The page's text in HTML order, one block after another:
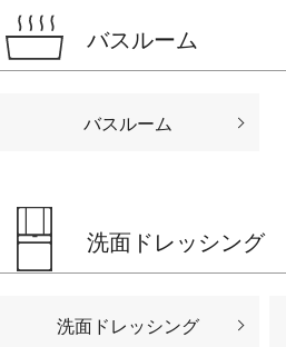
バスルーム
バスルーム
洗面ドレッシング
洗面ドレッシング